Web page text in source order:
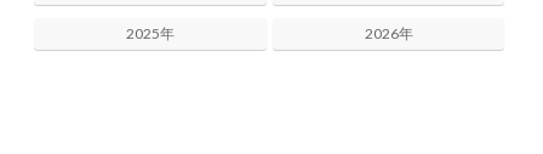
2025年 2026年